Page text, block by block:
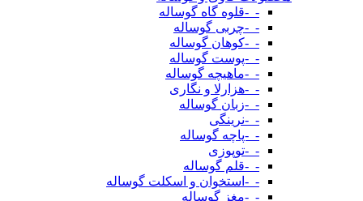
-_-قلوه گاه گوساله
-_-چربی گوساله
-_-کوهان گوساله
-_-پوست گوساله
-_-ماهیچه گوساله
-_-هزارلا و نگاری
-_-زبان گوساله
-_-نرینگی
-_-پاچه گوساله
-_-توپوزی
-_-قلم گوساله
-_-استخوان و اسکلت گوساله
-_-مغز گوساله